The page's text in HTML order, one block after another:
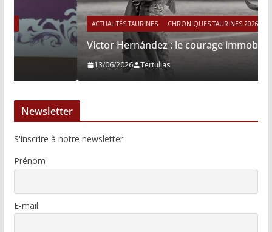
ACTUALITÉS TAURINES CHRONIQUES TAURINES 2026
Víctor Hernández : le courage immobile
Tertulias
Newsletter
S'inscrire à notre newsletter
Prénom
E-mail